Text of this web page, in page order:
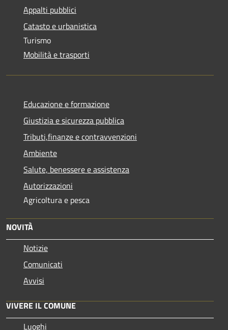
Appalti pubblici
Catasto e urbanistica
Turismo
Mobilità e trasporti
Educazione e formazione
Giustizia e sicurezza pubblica
Tributi,finanze e contravvenzioni
Ambiente
Salute, benessere e assistenza
Autorizzazioni
Agricoltura e pesca
NOVITÀ
Notizie
Comunicati
Avvisi
VIVERE IL COMUNE
Luoghi